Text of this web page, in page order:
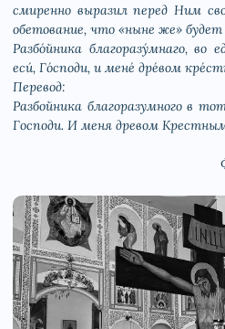
смиренно выразил перед Ним
обетование, что «ныне же»
Разбо́йника благоразу́мнаго, во
еси́, Го́споди, и мене́ дре́вом
Перевод:
Разбойника благоразумного в
Господи. И меня древом